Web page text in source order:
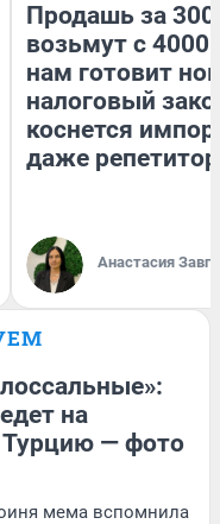
Продашь за
возьмут с
нам готовит
налоговый
коснется
даже
Анастасия
на
Турцию — фото
мема вспомнила